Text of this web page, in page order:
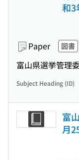
和3
Paper 図書
富山県選挙管理
Subject Heading (ID)
富
月